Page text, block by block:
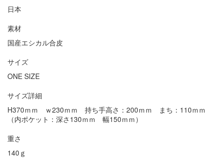
日本
素材
国産エシカル合皮
サイズ
ONE SIZE
サイズ詳細
H370ｍｍ ｗ230ｍｍ 持ち手高さ：200ｍｍ まち：110ｍｍ
（内ポケット：深さ130ｍｍ 幅150ｍｍ）
重さ
140ｇ